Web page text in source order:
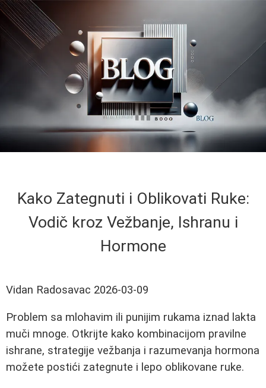
Kako Zategnuti i Oblikovati Ruke:
Vodič kroz Vežbanje, Ishranu i
Hormone
Vidan Radosavac 2026-03-09
Problem sa mlohavim ili punijim rukama iznad lakta
muči mnoge. Otkrijte kako kombinacijom pravilne
ishrane, strategije vežbanja i razumevanja hormona
možete postići zategnute i lepo oblikovane ruke.